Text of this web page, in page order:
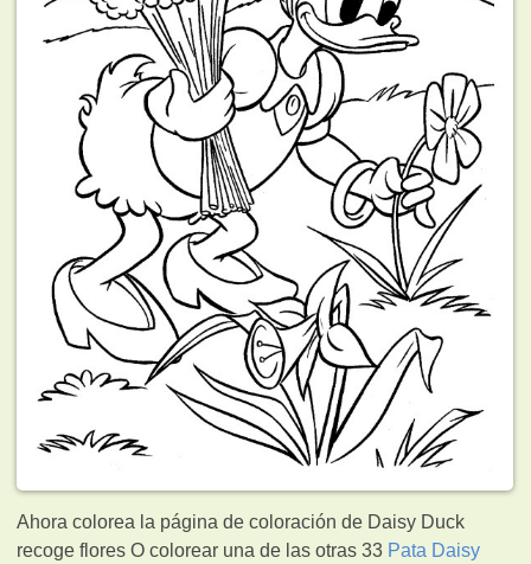
Ahora colorea la página de coloración de Daisy Duck
recoge flores O colorear una de las otras 33 Pata Daisy